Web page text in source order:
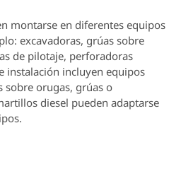
montarse en diferentes equipos
excavadoras, grúas sobre
de pilotaje, perforadoras
instalación incluyen equipos
sobre orugas, grúas o
diesel pueden adaptarse